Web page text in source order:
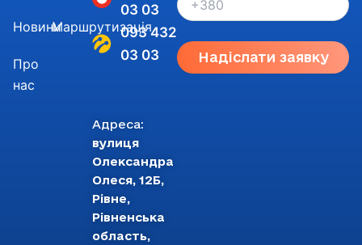
Адреса:
вулиця
Олександра
Олеся, 12Б,
Рівне,
Рівненська
область,
03 03
093 432
03 03
Новини
Про
нас
Маршрутизація
Надіслати заявку